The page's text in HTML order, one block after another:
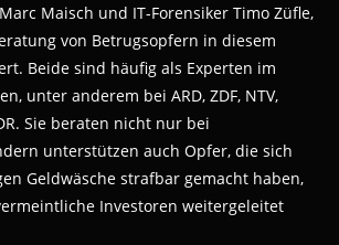
Maisch und IT-Forensiker Timo Züfle,
von Betrugsopfern in diesem
Beide sind häufig als Experten im
unter anderem bei ARD, ZDF, NTV,
Sie beraten nicht nur bei
unterstützen auch Opfer, die sich
Geldwäsche strafbar gemacht haben,
Investoren weitergeleitet